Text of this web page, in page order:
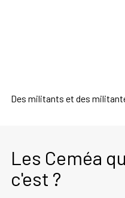
Des militants et des
Les Ceméa
c'est ?